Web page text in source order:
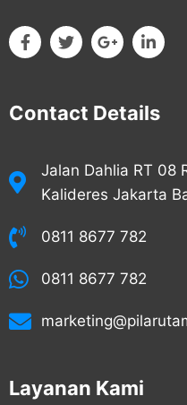
Contact Details
Jalan Dahlia RT 08
Kalideres Jakarta
0811 8677 782
0811 8677 782
Layanan Kami